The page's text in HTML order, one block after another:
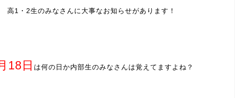
高1・2生のみなさんに大事なお知らせがあります！
18日 は何の日か内部生のみなさんは覚えてますよね？